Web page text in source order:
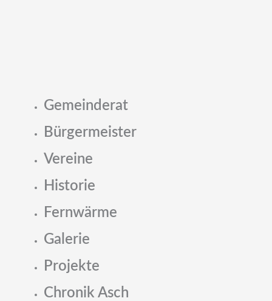
Gemeinderat
Bürgermeister
Vereine
Historie
Fernwärme
Galerie
Projekte
Chronik Asch